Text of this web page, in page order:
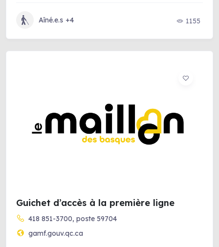
Aîné.e.s +4 1155
Guichet d’accès à la première ligne
418 851-3700, poste 59704
gamf.gouv.qc.ca